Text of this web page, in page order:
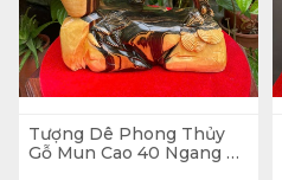
Tượng Dê Phong Thủy
Gỗ Mun Cao 40 Ngang 29